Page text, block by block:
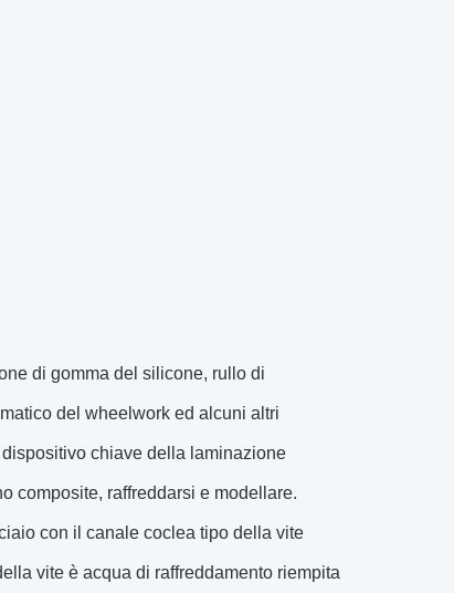
di gomma del silicone, rullo di
del wheelwork ed alcuni altri
chiave della laminazione
composite, raffreddarsi e modellare.
con il canale coclea tipo della vite
vite è acqua di raffreddamento riempita